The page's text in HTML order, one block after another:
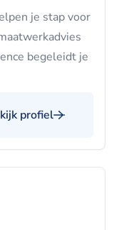
je stap voor
begeleidt je
profiel